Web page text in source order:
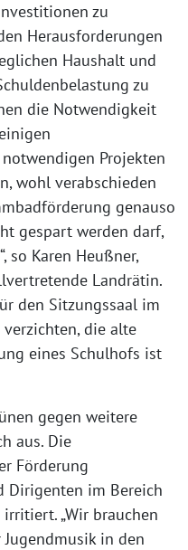
zu
Herausforderungen
Haushalt und
zu
die Notwendigkeit
Projekten
wohl verabschieden
genauso
gespart werden darf,
so Karen Heußner,
Landrätin.
den Sitzungssaal im
die alte
eines Schulhofs ist
gegen weitere
aus. Die
Förderung
Dirigenten im Bereich
„Wir brauchen
in den